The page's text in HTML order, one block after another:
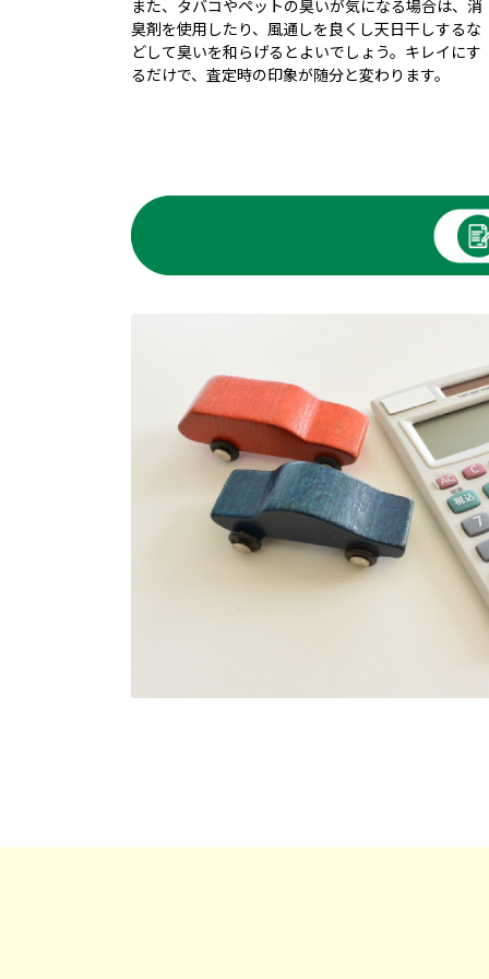
また、タバコやペットの臭いが気になる場合は、消
臭剤を使用したり、風通しを良くし天日干しするな
どして臭いを和らげるとよいでしょう。キレイにす
るだけで、査定時の印象が随分と変わります。